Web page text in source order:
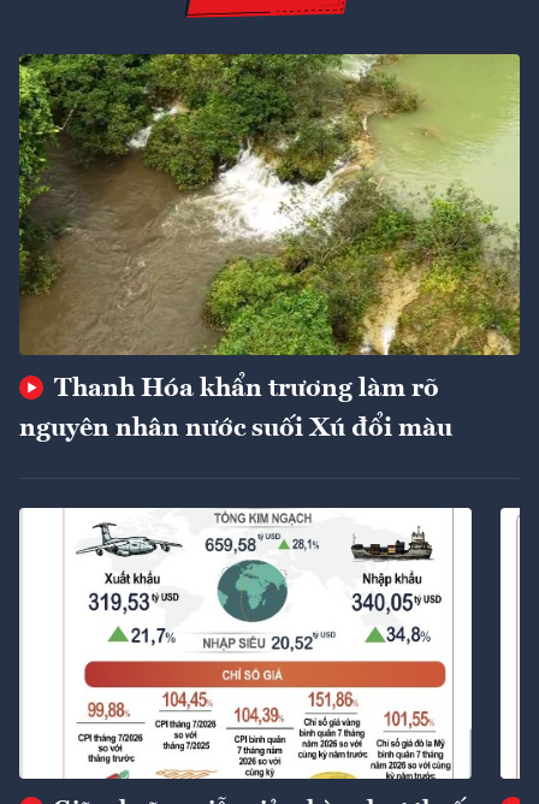
Thanh Hóa khẩn trương làm rõ
nguyên nhân nước suối Xú đổi màu